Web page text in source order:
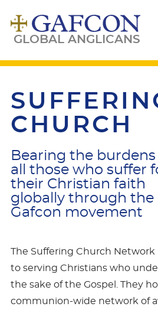
main
content
GLOBAL ANGLICANS
CHURCH
Bearing the burdens
all those who suffer
their Christian faith
globally through the
Gafcon movement
The Suffering Church
to serving Christians who
the sake of the Gospel. They
communion-wide network of